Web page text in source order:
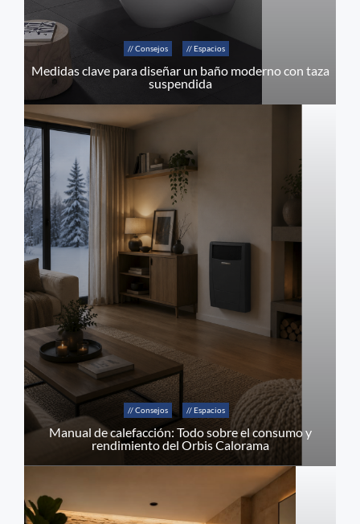
// Consejos // Espacios
Medidas clave para diseñar un baño moderno con taza
suspendida
// Consejos // Espacios
Manual de calefacción: Todo sobre el consumo y
rendimiento del Orbis Calorama